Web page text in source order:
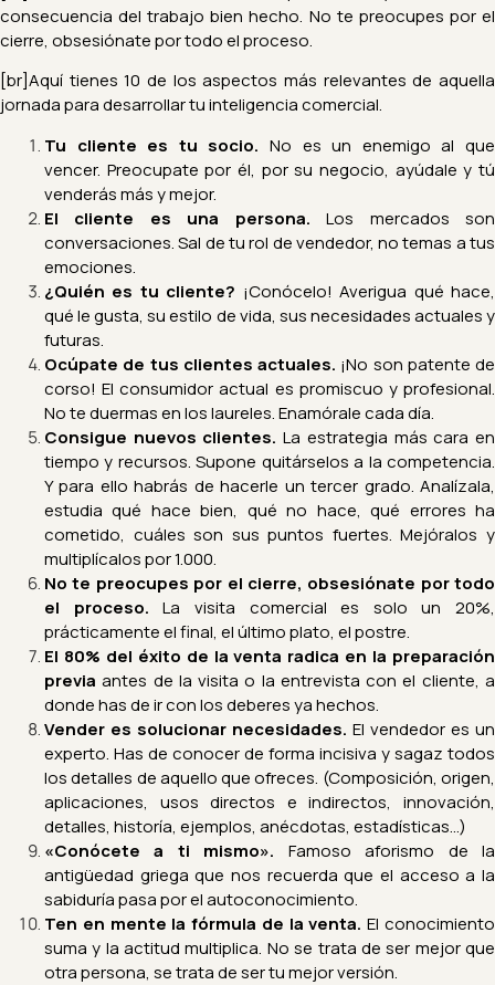
consecuencia del trabajo bien hecho. No te preocupes por el
cierre, obsesiónate por todo el proceso.
[br]Aquí tienes 10 de los aspectos más relevantes de aquella
jornada para desarrollar tu inteligencia comercial.
Tu cliente es tu socio. No es un enemigo al que
vencer. Preocupate por él, por su negocio, ayúdale y tú
venderás más y mejor.
El cliente es una persona. Los mercados son
conversaciones. Sal de tu rol de vendedor, no temas a tus
emociones.
¿Quién es tu cliente? ¡Conócelo! Averigua qué hace,
qué le gusta, su estilo de vida, sus necesidades actuales y
futuras.
Ocúpate de tus clientes actuales. ¡No son patente de
corso! El consumidor actual es promiscuo y profesional.
No te duermas en los laureles. Enamórale cada día.
Consigue nuevos clientes. La estrategia más cara en
tiempo y recursos. Supone quitárselos a la competencia.
Y para ello habrás de hacerle un tercer grado. Analízala,
estudia qué hace bien, qué no hace, qué errores ha
cometido, cuáles son sus puntos fuertes. Mejóralos y
multiplícalos por 1.000.
No te preocupes por el cierre, obsesiónate por todo
el proceso.La visita comercial es solo un 20%,
prácticamente el final, el último plato, el postre.
El 80% del éxito de la venta radica en la preparación
previa antes de la visita o la entrevista con el cliente, a
donde has de ir con los deberes ya hechos.
Vender es solucionar necesidades. El vendedor es un
experto. Has de conocer de forma incisiva y sagaz todos
los detalles de aquello que ofreces. (Composición, origen,
aplicaciones, usos directos e indirectos, innovación,
detalles, historía, ejemplos, anécdotas, estadísticas…)
«Conócete a ti mismo». Famoso aforismo de la
antigüedad griega que nos recuerda que el acceso a la
sabiduría pasa por el autoconocimiento.
Ten en mente la fórmula de la venta. El conocimiento
suma y la actitud multiplica. No se trata de ser mejor que
otra persona, se trata de ser tu mejor versión.